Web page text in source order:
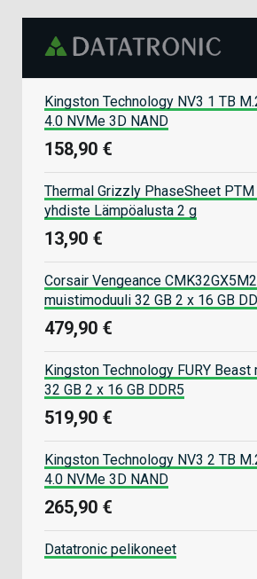
Kingston Technology NV3 1 TB
4.0 NVMe 3D NAND
158,90 €
Thermal Grizzly PhaseSheet
yhdiste Lämpöalusta 2 g
13,90 €
Corsair Vengeance
muistimoduuli 32 GB 2 x 16 GB
479,90 €
Kingston Technology FURY
32 GB 2 x 16 GB DDR5
519,90 €
Kingston Technology NV3 2 TB
4.0 NVMe 3D NAND
265,90 €
Datatronic pelikoneet